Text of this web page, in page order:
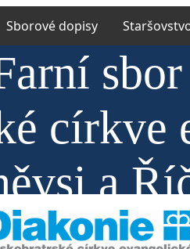
Sborové dopisy
sbor
církve
a
J